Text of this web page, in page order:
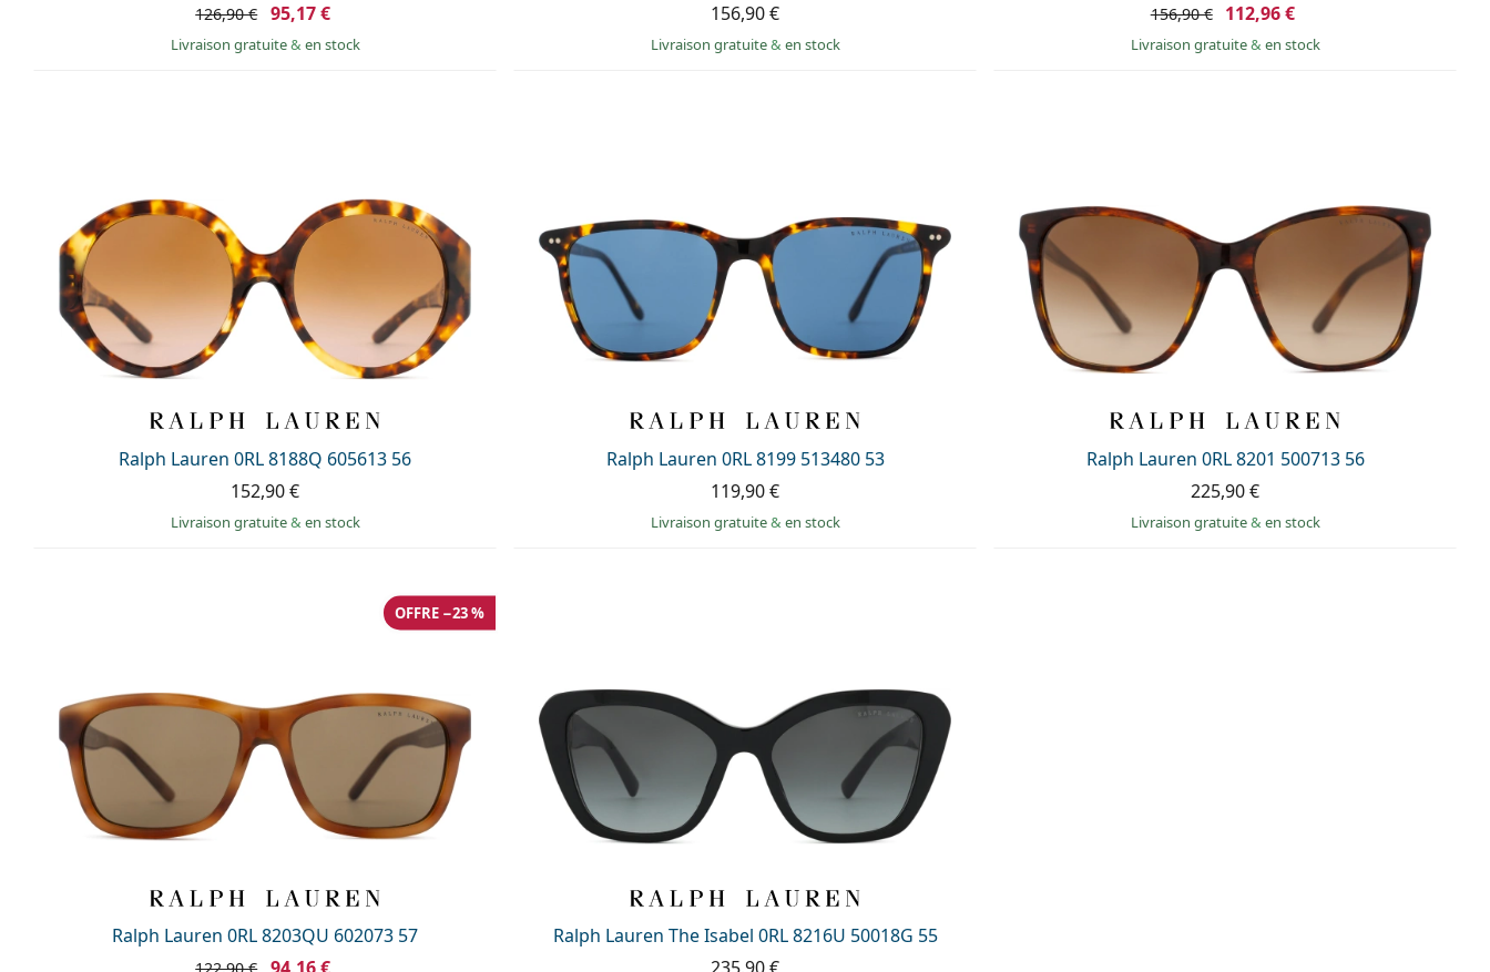
126,90 € 95,17 €
Livraison gratuite& en stock
156,90 €
Livraison gratuite& en stock
156,90 € 112,96 €
Livraison gratuite& en stock
Ralph Lauren 0RL 8188Q 605613 56
152,90 €
Livraison gratuite& en stock
Ralph Lauren 0RL 8199 513480 53
119,90 €
Livraison gratuite& en stock
Ralph Lauren 0RL 8201 500713 56
225,90 €
Livraison gratuite& en stock
Ralph Lauren 0RL 8203QU 602073 57
OFFRE −23 %
Ralph Lauren The Isabel 0RL 8216U 50018G 55